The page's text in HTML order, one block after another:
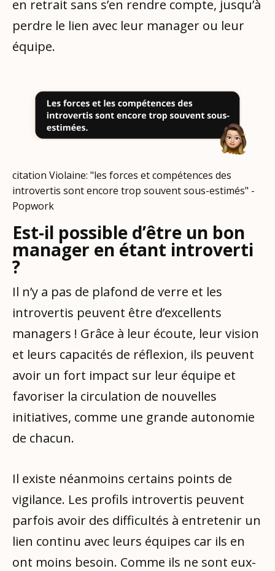
en retrait sans s’en rendre compte, jusqu’à
perdre le lien avec leur manager ou leur
équipe.
citation Violaine: "les forces et compétences des
introvertis sont encore trop souvent sous-estimés" -
Popwork
Est-il possible d’être un bon
manager en étant introverti
?
Il n’y a pas de plafond de verre et les
introvertis peuvent être d’excellents
managers ! Grâce à leur écoute, leur vision
et leurs capacités de réflexion, ils peuvent
avoir un fort impact sur leur équipe et
favoriser la circulation de nouvelles
initiatives, comme une grande autonomie
de chacun.
Il existe néanmoins certains points de
vigilance. Les profils introvertis peuvent
parfois avoir des difficultés à entretenir un
lien continu avec leurs équipes car ils en
ont moins besoin. Comme ils ne sont eux-